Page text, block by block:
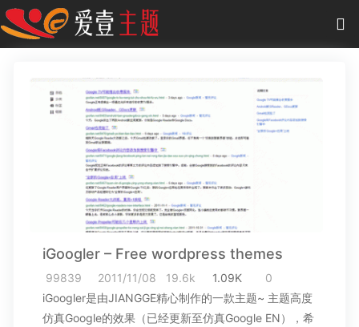
iGoogler – Free wordpress themes
99839 2011/11/08 19.6k 1.09K
0
iGoogler是由JIANGGE精心制作的一款主题~ 主题高度
仿真Google的效果（已经更新至仿真Google EN），希